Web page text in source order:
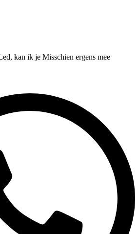
kan ik je Misschien ergens mee